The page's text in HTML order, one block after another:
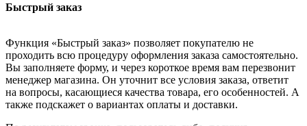
Быстрый заказ
Функция «Быстрый заказ» позволяет покупателю не
проходить всю процедуру оформления заказа самостоятельно.
Вы заполняете форму, и через короткое время вам перезвонит
менеджер магазина. Он уточнит все условия заказа, ответит
на вопросы, касающиеся качества товара, его особенностей. А
также подскажет о вариантах оплаты и доставки.